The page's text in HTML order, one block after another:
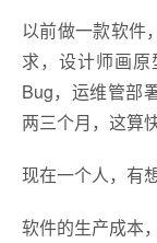
以前做一款软件
求，设计师画
Bug，运维管部
两三个月，这算
现在一个人，有
软件的生产成本